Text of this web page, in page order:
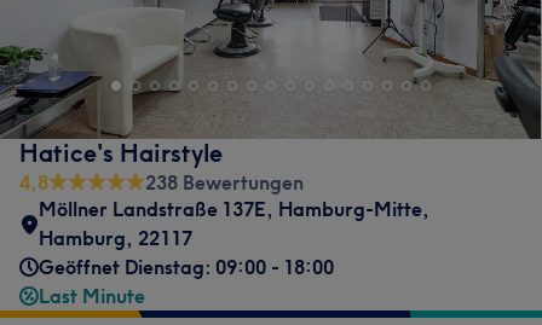
Hatice's Hairstyle
4,8
238 Bewertungen
Möllner Landstraße 137E, Hamburg-Mitte,
Hamburg, 22117
Geöffnet Dienstag: 09:00 - 18:00
Last Minute